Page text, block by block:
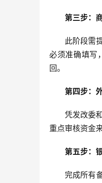
第三步：
此阶段需
必须准确填写
回。
第四步：
凭发改委
重点审核资金
第五步：
完成所有